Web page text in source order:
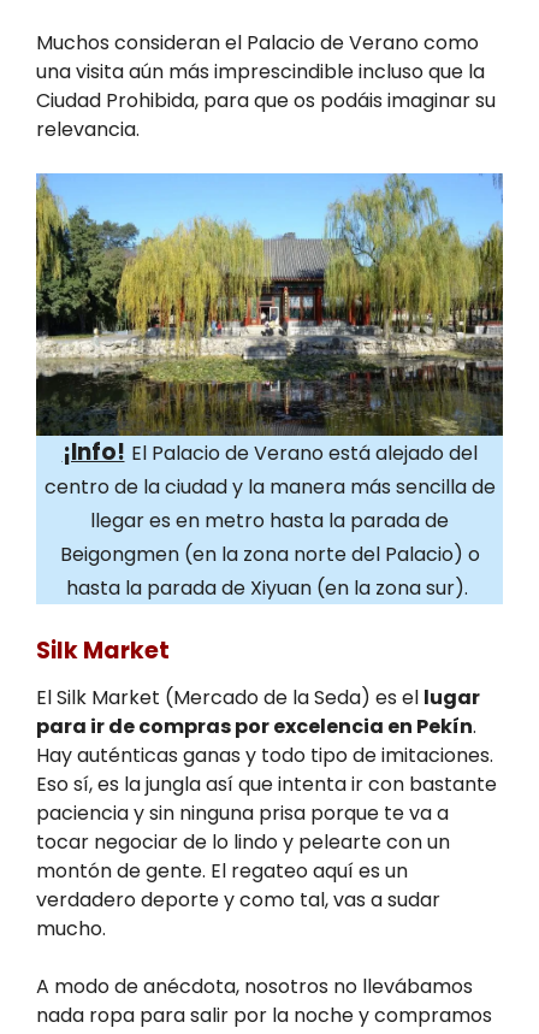
Muchos consideran el Palacio de Verano como
una visita aún más imprescindible incluso que la
Ciudad Prohibida, para que os podáis imaginar su
relevancia.
¡Info! El Palacio de Verano está alejado del
centro de la ciudad y la manera más sencilla de
llegar es en metro hasta la parada de
Beigongmen (en la zona norte del Palacio) o
hasta la parada de Xiyuan (en la zona sur).
Silk Market
El Silk Market (Mercado de la Seda) es el lugar
para ir de compras por excelencia en Pekín.
Hay auténticas ganas y todo tipo de imitaciones.
Eso sí, es la jungla así que intenta ir con bastante
paciencia y sin ninguna prisa porque te va a
tocar negociar de lo lindo y pelearte con un
montón de gente. El regateo aquí es un
verdadero deporte y como tal, vas a sudar
mucho.
A modo de anécdota, nosotros no llevábamos
nada ropa para salir por la noche y compramos